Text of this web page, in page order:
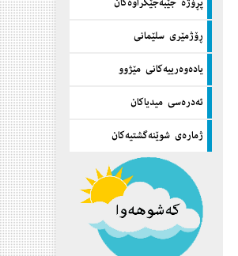
ڕۆژمێری سلێمانی
یاده‌وه‌رییه‌كانی مێژوو
ئه‌دره‌سی میدیاكان
ژماره‌ی شوێنه‌گشتیه‌كان